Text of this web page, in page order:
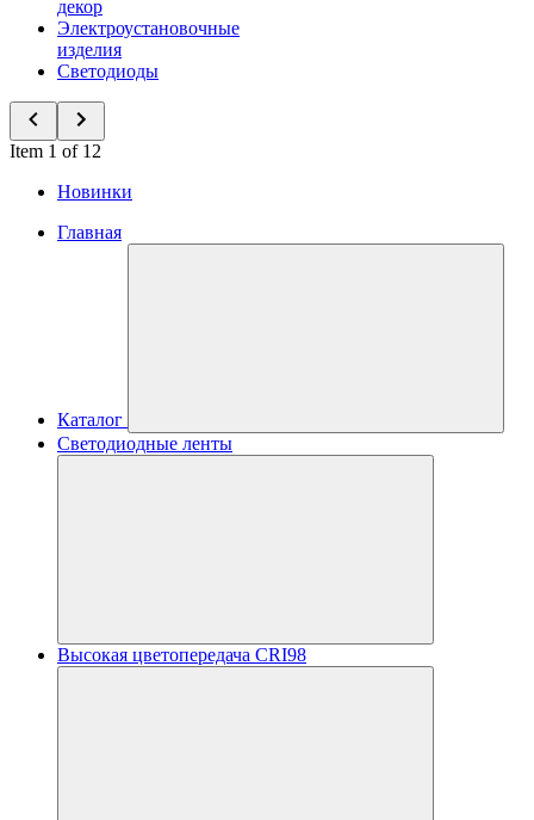
декор
Электроустановочные
изделия
Светодиоды
Item 1 of 12
Новинки
Главная
Каталог
Светодиодные ленты
Высокая цветопередача CRI98